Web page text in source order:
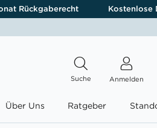
Rückgaberecht Kostenlose
Suche Anmelden
Über Uns Ratgeber